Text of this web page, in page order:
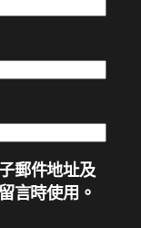
郵件地址及
言時使用。